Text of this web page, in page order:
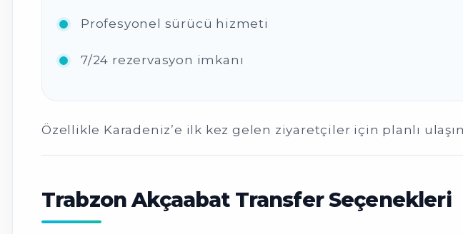
Profesyonel sürücü hizmeti
7/24 rezervasyon imkanı
Özellikle Karadeniz’e ilk kez gelen ziyaretçiler için planlı
Trabzon Akçaabat Transfer Seçenekleri